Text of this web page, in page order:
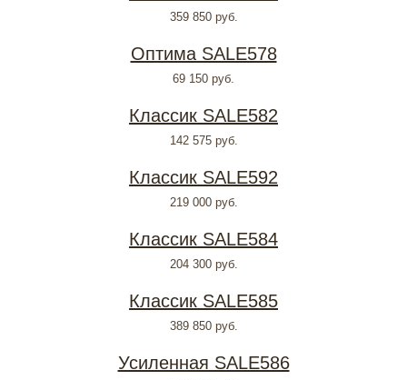
359 850руб.
Оптима SALE578
69 150 руб.
Классик SALE582
142 575руб.
Классик SALE592
219 000руб.
Классик SALE584
204 300руб.
Классик SALE585
389 850руб.
Усиленная SALE586